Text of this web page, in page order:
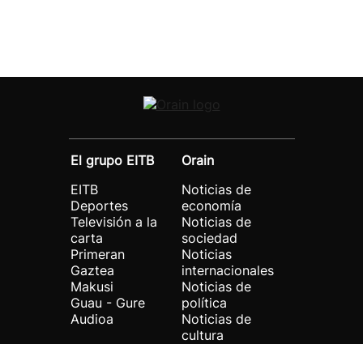
El grupo EITB
EITB
Deportes
Televisión a la
carta
Primeran
Gaztea
Makusi
Guau - Gure
Audioa
Orain
Noticias de
economía
Noticias de
sociedad
Noticias
internacionales
Noticias de
política
Noticias de
cultura